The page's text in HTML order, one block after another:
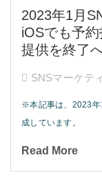
2023年1月
iOSでも予
提供を終了
SNSマーケテ
※本記事は、2023年
成しています。
Read More